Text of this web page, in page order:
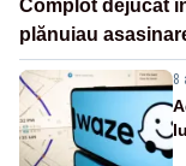
Complot dejucat
plănuiau
8